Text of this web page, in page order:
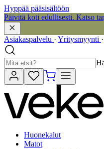
Hyppää pääsisältöön
Päivitä koti edullisesti. Katso
Asiakaspalvelu · Yritysmyynti ·
Huonekalut
Matot